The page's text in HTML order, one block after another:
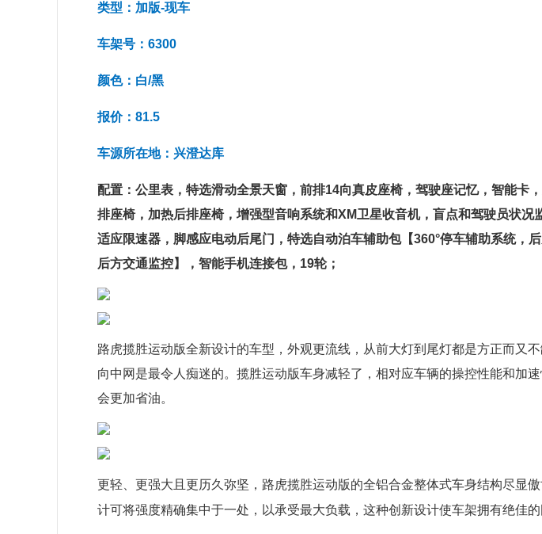
类型：加版-现车
车架号：6300
颜色：白/黑
报价：81.5
车源所在地：兴澄达库
配置：公里表，特选滑动全景天窗，前排14向真皮座椅，驾驶座记忆，智能卡
排座椅，加热后排座椅，增强型音响系统和XM卫星收音机，盲点和驾驶员状况
适应限速器，脚感应电动后尾门，特选自动泊车辅助包【360°停车辅助系统，
后方交通监控】，智能手机连接包，19轮；
路虎揽胜运动版全新设计的车型，外观更流线，从前大灯到尾灯都是方正而又
向中网是最令人痴迷的。揽胜运动版车身减轻了，相对应车辆的操控性能和加
会更加省油。
更轻、更强大且更历久弥坚，路虎揽胜运动版的全铝合金整体式车身结构尽显
计可将强度精确集中于一处，以承受最大负载，这种创新设计使车架拥有绝佳的